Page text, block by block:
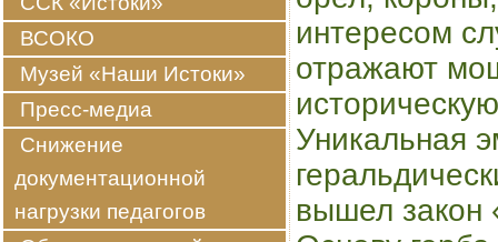
ВСОКО
Музей «Наши Истоки»
Пресс-медиа
Снижение
документационной
нагрузки педагогов
интересом
отражают
Уникальная
вышел закон